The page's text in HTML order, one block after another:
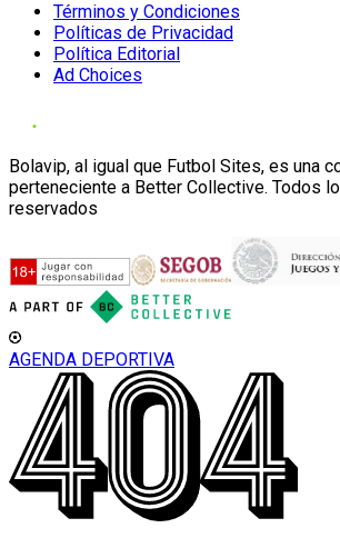
Términos y Condiciones
Políticas de Privacidad
Política Editorial
Ad Choices
Bolavip, al igual que Futbol Sites, es una
perteneciente a Better Collective. Todos
reservados
AGENDA DEPORTIVA